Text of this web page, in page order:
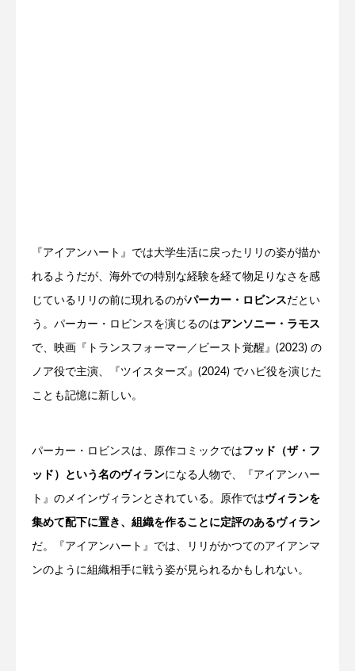
『アイアンハート』では大学生活に戻ったリリの姿が描か
れるようだが、海外での特別な経験を経て物足りなさを感
じているリリの前に現れるのがパーカー・ロビンスだとい
う。パーカー・ロビンスを演じるのはアンソニー・ラモス
で、映画『トランスフォーマー／ビースト覚醒』(2023) の
ノア役で主演、『ツイスターズ』(2024) でハビ役を演じた
ことも記憶に新しい。
パーカー・ロビンスは、原作コミックではフッド（ザ・フ
ッド）という名のヴィランになる人物で、『アイアンハー
ト』のメインヴィランとされている。原作ではヴィランを
集めて配下に置き、組織を作ることに定評のあるヴィラン
だ。『アイアンハート』では、リリがかつてのアイアンマ
ンのように組織相手に戦う姿が見られるかもしれない。